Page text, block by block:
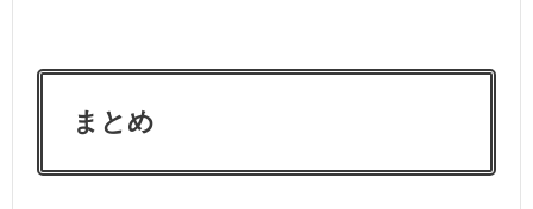
まとめ